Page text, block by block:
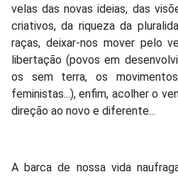
velas das novas ideias, das
criativos, da riqueza da
raças, deixar-nos mover pelo
libertação (povos em
os sem terra, os
feministas...), enfim, acolher o
direção ao novo e diferente...
A barca de nossa vida